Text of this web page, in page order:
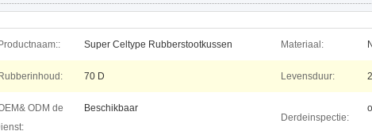
Productnaam:: Super Celtype Rubberstootkussen Materiaal:
Rubberinhoud: 70 D Levensduur:
ODM de
Beschikbaar
Derdeinspectie: